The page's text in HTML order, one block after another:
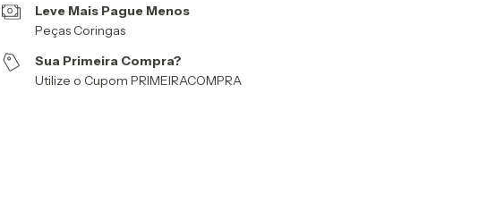
Leve Mais Pague Menos
Peças Coringas
Sua Primeira Compra?
Utilize o Cupom PRIMEIRACOMPRA